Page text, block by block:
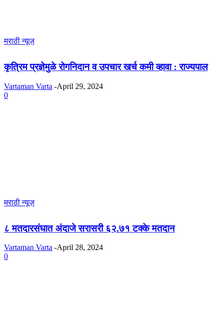
मराठी न्यूज़
कृत्रिम प्रज्ञेमुळे रोगनिदान व उपचार खर्च कमी व्हावा : राज्यपाल
Vartaman Varta -April 29, 2024
0
मराठी न्यूज़
८ मतदारसंघात अंदाजे सरासरी ६२.७१ टक्के मतदान
Vartaman Varta -April 28, 2024
0